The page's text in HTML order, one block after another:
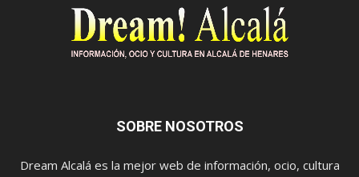
SOBRE NOSOTROS
Dream Alcalá es la mejor web de información, ocio, cultura